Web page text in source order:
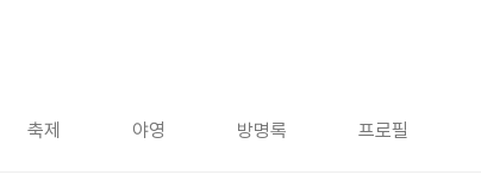
축제 야영 방명록 프로필